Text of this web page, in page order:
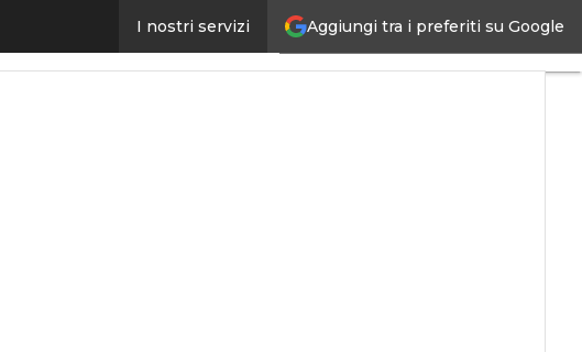
Aggiungi tra i preferiti su Google
I nostri servizi